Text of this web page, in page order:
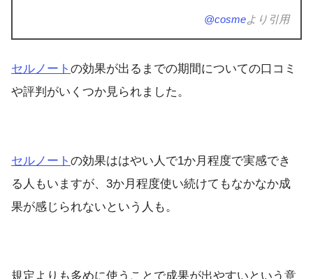
@cosmeより引用
セルノート の効果が出るまでの期間についての口コミ
や評判がいくつか見られました。
セルノート の効果ははやい人で1か月程度で実感でき
る人もいますが、3か月程度使い続けてもなかなか成
果が感じられないという人も。
規定よりも多めに使うことで成果が出やすいという意